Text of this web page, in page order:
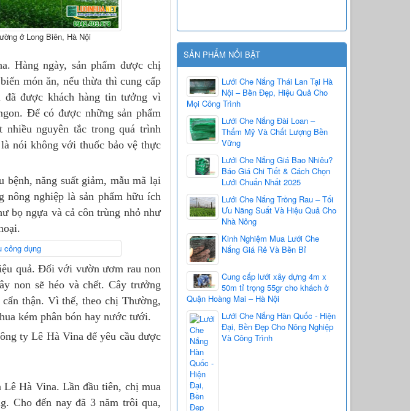
ở Long Biên, Hà Nội
Hàng ngày, sản phẩm được chị
món ăn, nếu thừa thì cung cấp
được khách hàng tin tưởng vì
Để có được những sản phẩm
nguyên tắc trong quá trình
nói không với thuốc bảo vệ thực
bệnh, năng suất giảm, mẫu mã lại
nghiệp là sản phẩm hữu ích
bọ ngựa và cả côn trùng nhỏ như
quả. Đối với vườn ươm rau non
non sẽ héo và chết. Cây trưởng
thận. Vì thế, theo chị Thường,
kém phân bón hay nước tưới.
ty Lê Hà Vina để yêu cầu được
Hà Vina. Lần đầu tiên, chị mua
Cho đến nay đã 3 năm trôi qua,
SẢN PHẨM NỔI BẬT
Lưới Che Nắng Thái Lan Tại Hà
Nội – Bền Đẹp, Hiệu Quả Cho
Mọi Công Trình
Lưới Che Nắng Đài Loan –
Thẩm Mỹ Và Chất Lượng Bền
Vững
Lưới Che Nắng Giá Bao Nhiêu?
Báo Giá Chi Tiết & Cách Chọn
Lưới Chuẩn Nhất 2025
Lưới Che Nắng Trồng Rau – Tối
Ưu Năng Suất Và Hiệu Quả Cho
Nhà Nông
Kinh Nghiệm Mua Lưới Che
Nắng Giá Rẻ Và Bền Bỉ
Cung cấp lưới xây dựng 4m x
50m tỉ trọng 55gr cho khách ở
Quận Hoàng Mai – Hà Nội
Lưới Che Nắng Hàn Quốc - Hiện
Đại, Bền Đẹp Cho Nông Nghiệp
Và Công Trình